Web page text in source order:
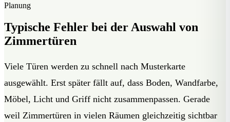
Planung
Typische Fehler bei der Auswahl von
Zimmertüren
Viele Türen werden zu schnell nach Musterkarte
ausgewählt. Erst später fällt auf, dass Boden, Wandfarbe,
Möbel, Licht und Griff nicht zusammenpassen. Gerade
weil Zimmertüren in vielen Räumen gleichzeitig sichtbar